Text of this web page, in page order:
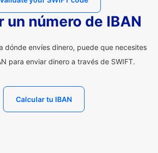
un número de IBAN
dónde envíes dinero, puede que necesites
para enviar dinero a través de SWIFT.
Calcular tu IBAN